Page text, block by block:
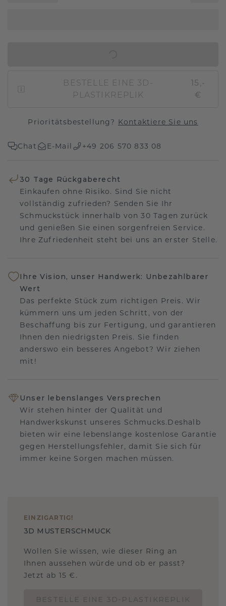
BESTELLE EINE 3D-
PLASTIKREPLIK
15,-
€
Prioritätsbestellung? Kontaktiere Sie uns
Chat E-Mail +49 206 570 833 08
30 Tage Rückgaberecht
Einkaufen ohne Risiko. Sind Sie nicht
vollständig zufrieden? Senden Sie Ihr
Schmuckstück innerhalb von 30 Tagen zurück
und genießen Sie einen sorgenfreien Service.
Ihre Zufriedenheit steht bei uns an erster Stelle.
Ihre Vision, unser Handwerk: Unbezahlbarer
Wert
Das perfekte Stück zum richtigen Preis. Wir
kümmern uns um jeden Schritt, von der
Beschaffung bis zur Fertigung, und garantieren
Ihnen den niedrigsten Preis. Sie finden
anderswo ein besseres Angebot? Wir ziehen
mit!
Unser lebenslanges Versprechen
Wir stehen hinter der Qualität und
Handwerkskunst unseres Schmucks.Deshalb
bieten wir eine lebenslange kostenlose Garantie
gegen Herstellungsfehler, damit Sie sich für
immer keine Sorgen machen müssen.
EINZIGARTIG !
3D MUSTERSCHMUCK
Wollen Sie wissen, wie dieser Ring an
Ihnen aussehen würde und ob er passt?
Jetzt ab 15 €.